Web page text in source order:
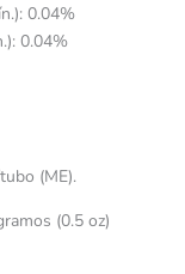
0.04%​
0.04%​
(ME).​
(0.5 oz)